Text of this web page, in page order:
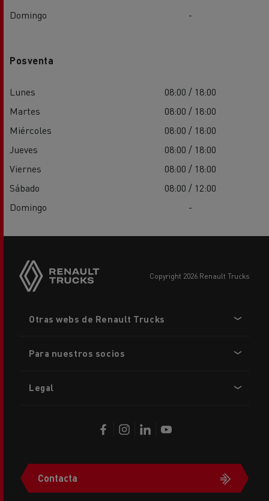
Domingo
-
Posventa
Lunes
08:00 / 18:00
Martes
08:00 / 18:00
Miércoles
08:00 / 18:00
Jueves
08:00 / 18:00
Viernes
08:00 / 18:00
Sábado
08:00 / 12:00
Domingo
-
copyright 2026 Renault Trucks
menu
Otras webs de Renault Trucks
Para nuestros socios
Legal
Contacta